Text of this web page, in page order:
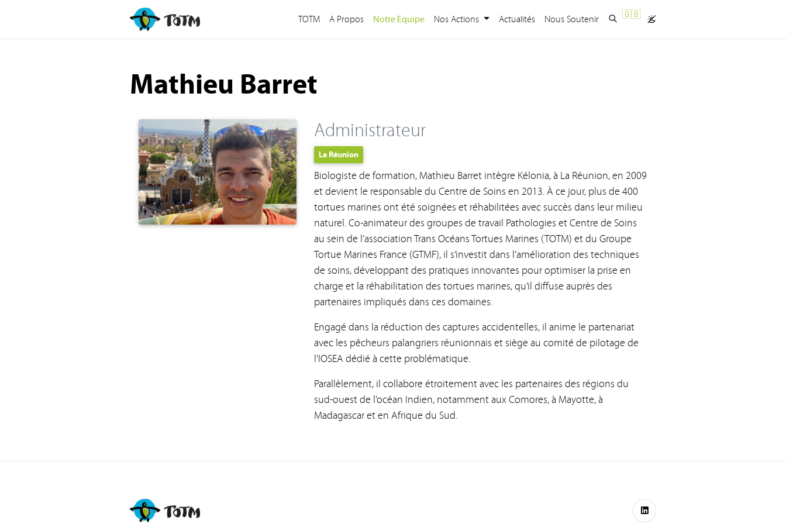
TOTM A Propos Notre Equipe(current)
Nos Actions Actualités Nous Soutenir 🇬🇧
Mathieu Barret
Administrateur
La Réunion
Biologiste de formation, Mathieu Barret intègre Kélonia, à La Réunion, en 2009
et devient le responsable du Centre de Soins en 2013. À ce jour, plus de 400
tortues marines ont été soignées et réhabilitées avec succès dans leur milieu
naturel. Co-animateur des groupes de travail Pathologies et Centre de Soins
au sein de l’association Trans Océans Tortues Marines (TOTM) et du Groupe
Tortue Marines France (GTMF), il s’investit dans l’amélioration des techniques
de soins, développant des pratiques innovantes pour optimiser la prise en
charge et la réhabilitation des tortues marines, qu’il diffuse auprès des
partenaires impliqués dans ces domaines.
Engagé dans la réduction des captures accidentelles, il anime le partenariat
avec les pêcheurs palangriers réunionnais et siège au comité de pilotage de
l’IOSEA dédié à cette problématique.
Parallèlement, il collabore étroitement avec les partenaires des régions du
sud-ouest de l’océan Indien, notamment aux Comores, à Mayotte, à
Madagascar et en Afrique du Sud.